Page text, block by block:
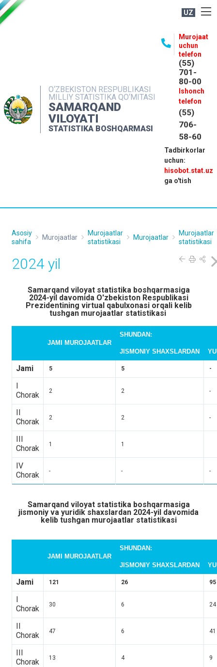
UZ
O‘ZBEKISTON RESPUBLIKASI
MILLIY STATISTIKA QO‘MITASI
SAMARQAND
VILOYATI
STATISTIKA BOSHQARMASI
Murojaat
uchun
telefon
(55)
701-
80-00
Ishonch
telefon
(55)
706-
58-60
Tadbirkorlar
uchun:
hisobot.stat.uz
ga o'tish
MATBUOT XIZMATI
MUROJAATLAR
KONTAKTLAR
Asosiy
sahifa
Murojaatlar
Murojaatlar
statistikasi
Murojaatlar
Murojaatlar
statistikasi
2024 yil
Samarqand viloyat statistika boshqarmasiga
2024-yil davomida O'zbekiston Respublikasi
Prezidentining virtual qabulxonasi orqali kelib
tushgan murojaatlar statistikasi
JAMI MUROJAATLAR
SHUNDAN:
JISMONIY SHAXSLARDAN
Jami 5 5 -
I
Chorak
2 2 -
II
Chorak
2 2 -
III
Chorak
1 1
IV
Chorak
- - -
Samarqand viloyat statistika boshqarmasiga
jismoniy va yuridik shaxslardan 2024-yil davomida
kelib tushgan murojaatlar statistikasi
JAMI MUROJAATLAR
SHUNDAN:
JISMONIY SHAXSLARDAN
Jami 121 26 95
I
Chorak
30 6 24
II
Chorak
47 6 41
III
Chorak
13 4 9